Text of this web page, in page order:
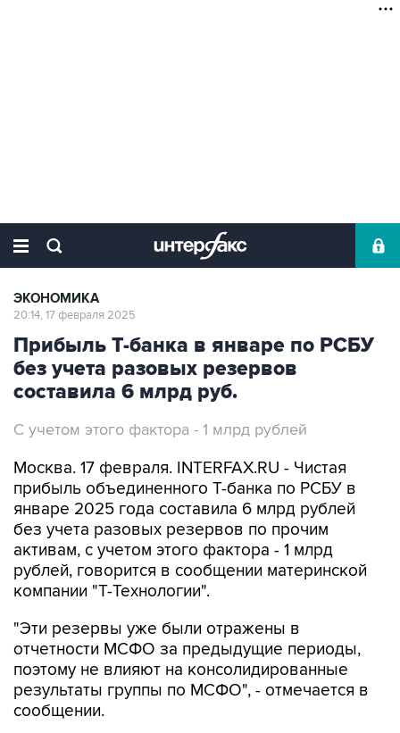
ЭКОНОМИКА
20:14, 17 февраля 2025
Прибыль Т-банка в январе по РСБУ
без учета разовых резервов
составила 6 млрд руб.
С учетом этого фактора - 1 млрд рублей
Москва. 17 февраля. INTERFAX.RU - Чистая
прибыль объединенного Т-банка по РСБУ в
январе 2025 года составила 6 млрд рублей
без учета разовых резервов по прочим
активам, с учетом этого фактора - 1 млрд
рублей, говорится в сообщении материнской
компании "Т-Технологии".
"Эти резервы уже были отражены в
отчетности МСФО за предыдущие периоды,
поэтому не влияют на консолидированные
результаты группы по МСФО", - отмечается в
сообщении.